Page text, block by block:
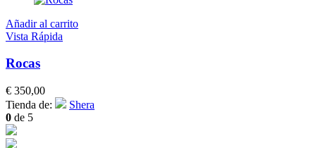
Añadir al carrito
Vista Rápida
Rocas
€ 350,00
Tienda de:
Shera
0 de 5